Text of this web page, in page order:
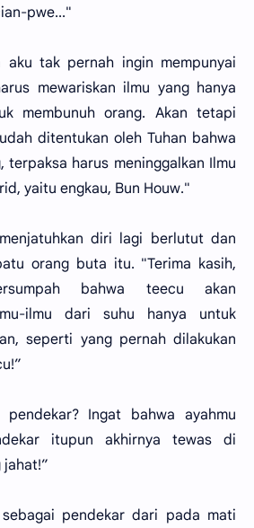
pwe..."
aku tak pernah ingin mempunyai
mewariskan ilmu yang hanya
membunuh orang. Akan tetapi
ditentukan oleh Tuhan bahwa
terpaksa harus meninggalkan Ilmu
yaitu engkau, Bun Houw."
diri lagi berlutut dan
orang buta itu. "Terima kasih,
bahwa teecu akan
ilmu dari suhu hanya untuk
seperti yang pernah dilakukan
pendekar? Ingat bahwa ayahmu
itupun akhirnya tewas di
pendekar dari pada mati